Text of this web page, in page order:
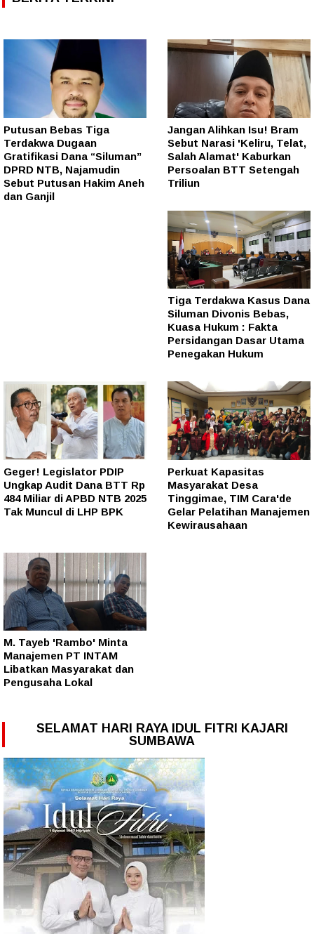
Putusan Bebas Tiga
Terdakwa Dugaan
Gratifikasi Dana “Siluman”
DPRD NTB, Najamudin
Sebut Putusan Hakim Aneh
dan Ganjil
Jangan Alihkan Isu! Bram
Sebut Narasi 'Keliru, Telat,
Salah Alamat' Kaburkan
Persoalan BTT Setengah
Triliun
Tiga Terdakwa Kasus Dana
Siluman Divonis Bebas,
Kuasa Hukum : Fakta
Persidangan Dasar Utama
Penegakan Hukum
Geger! Legislator PDIP
Ungkap Audit Dana BTT Rp
484 Miliar di APBD NTB 2025
Tak Muncul di LHP BPK
Perkuat Kapasitas
Masyarakat Desa
Tinggimae, TIM Cara'de
Gelar Pelatihan Manajemen
Kewirausahaan
M. Tayeb 'Rambo' Minta
Manajemen PT INTAM
Libatkan Masyarakat dan
Pengusaha Lokal
SELAMAT HARI RAYA IDUL FITRI KAJARI
SUMBAWA